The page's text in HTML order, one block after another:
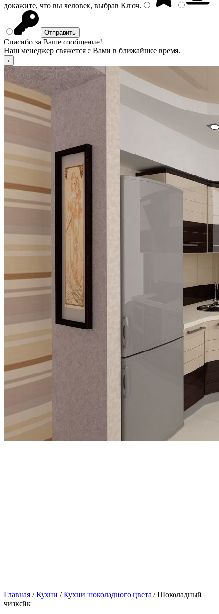
докажите, что вы человек, выбрав Ключ.
Спасибо за Ваше сообщение!
Наш менеджер свяжется с Вами в ближайшее время.
Главная /Кухни /Кухни шоколадного цвета / Шоколадный
чизкейк